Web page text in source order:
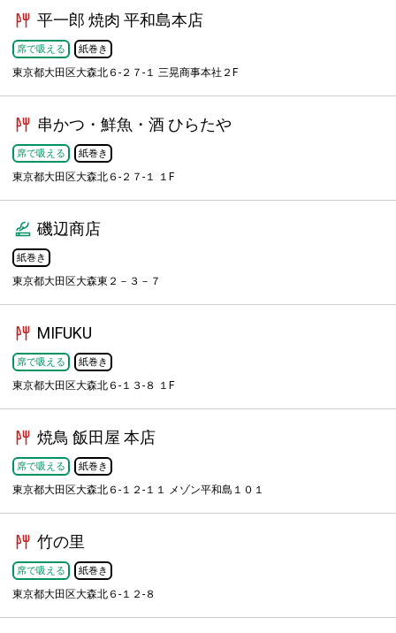
平一郎 焼肉 平和島本店
席で吸える 紙巻き
東京都大田区大森北６-２７-１ 三晃商事本社２F
串かつ・鮮魚・酒 ひらたや
席で吸える 紙巻き
東京都大田区大森北６-２７-１ １F
磯辺商店
紙巻き
東京都大田区大森東２－３－７
MIFUKU
席で吸える 紙巻き
東京都大田区大森北６-１３-８ １F
焼鳥 飯田屋 本店
席で吸える 紙巻き
東京都大田区大森北６-１２-１１ メゾン平和島１０１
竹の里
席で吸える 紙巻き
東京都大田区大森北６-１２-８